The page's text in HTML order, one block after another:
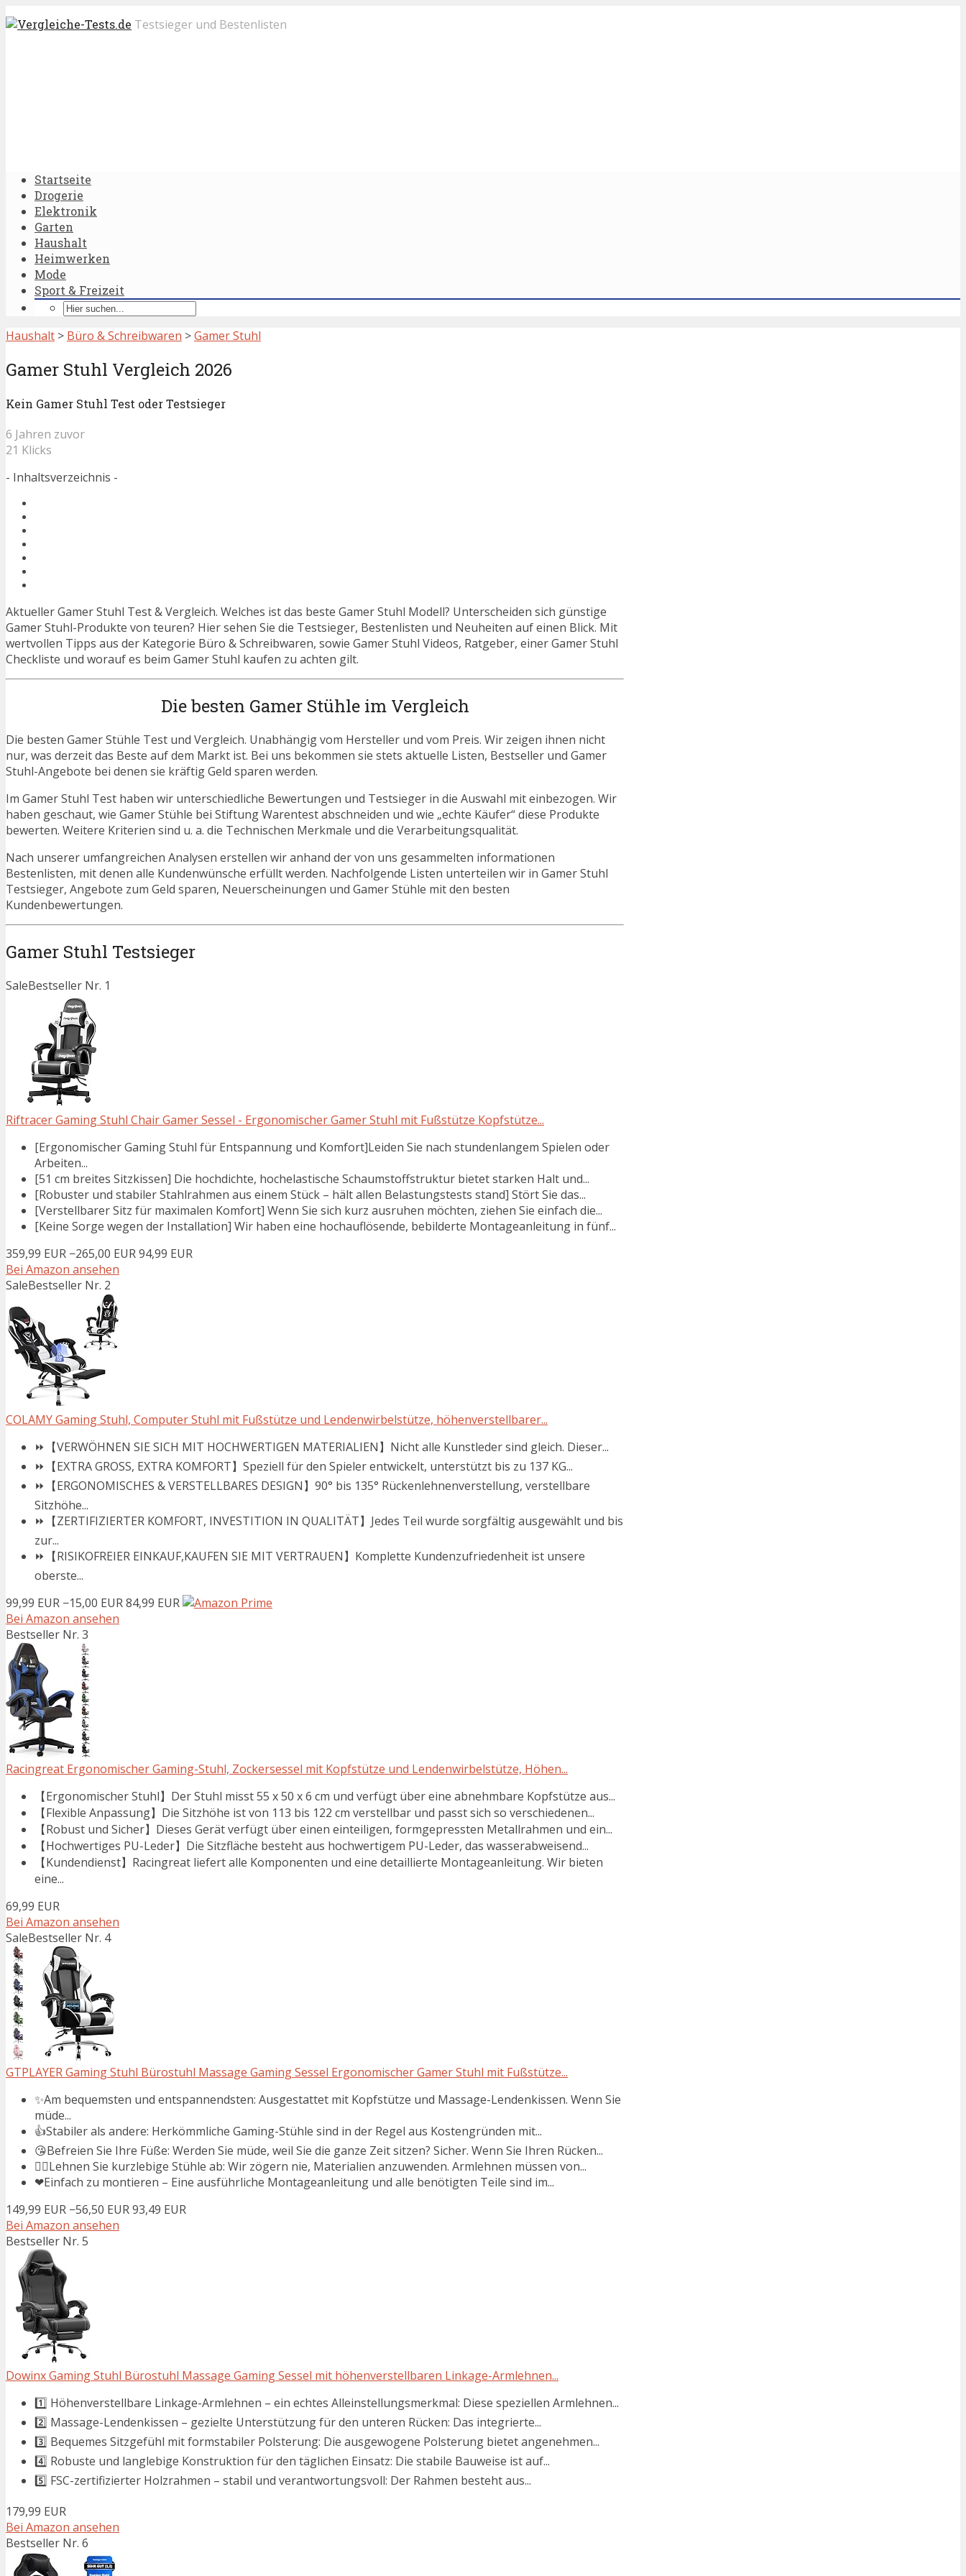
Testsieger und Bestenlisten
Startseite
Drogerie
Elektronik
Garten
Haushalt
Heimwerken
Mode
Sport & Freizeit
Haushalt > Büro & Schreibwaren >Gamer Stuhl
Gamer Stuhl Vergleich 2026
Kein Gamer Stuhl Test oder Testsieger
6 Jahren zuvor
21 Klicks
- Inhaltsverzeichnis -
Aktueller Gamer Stuhl Test & Vergleich. Welches ist das beste Gamer Stuhl Modell? Unterscheiden sich günstige
Gamer Stuhl-Produkte von teuren? Hier sehen Sie die Testsieger, Bestenlisten und Neuheiten auf einen Blick. Mit
wertvollen Tipps aus der Kategorie Büro & Schreibwaren, sowie Gamer Stuhl Videos, Ratgeber, einer Gamer Stuhl
Checkliste und worauf es beim Gamer Stuhl kaufen zu achten gilt.
Die besten Gamer Stühle im Vergleich
Die besten Gamer Stühle Test und Vergleich. Unabhängig vom Hersteller und vom Preis. Wir zeigen ihnen nicht
nur, was derzeit das Beste auf dem Markt ist. Bei uns bekommen sie stets aktuelle Listen, Bestseller und Gamer
Stuhl-Angebote bei denen sie kräftig Geld sparen werden.
Im Gamer Stuhl Test haben wir unterschiedliche Bewertungen und Testsieger in die Auswahl mit einbezogen. Wir
haben geschaut, wie Gamer Stühle bei Stiftung Warentest abschneiden und wie „echte Käufer“ diese Produkte
bewerten. Weitere Kriterien sind u. a. die Technischen Merkmale und die Verarbeitungsqualität.
Nach unserer umfangreichen Analysen erstellen wir anhand der von uns gesammelten informationen
Bestenlisten, mit denen alle Kundenwünsche erfüllt werden. Nachfolgende Listen unterteilen wir in Gamer Stuhl
Testsieger, Angebote zum Geld sparen, Neuerscheinungen und Gamer Stühle mit den besten
Kundenbewertungen.
Gamer Stuhl Testsieger
SaleBestseller Nr. 1
Riftracer Gaming Stuhl Chair Gamer Sessel - Ergonomischer Gamer Stuhl mit Fußstütze Kopfstütze...
[Ergonomischer Gaming Stuhl für Entspannung und Komfort]Leiden Sie nach stundenlangem Spielen oder
Arbeiten...
[51 cm breites Sitzkissen] Die hochdichte, hochelastische Schaumstoffstruktur bietet starken Halt und...
[Robuster und stabiler Stahlrahmen aus einem Stück – hält allen Belastungstests stand] Stört Sie das...
[Verstellbarer Sitz für maximalen Komfort] Wenn Sie sich kurz ausruhen möchten, ziehen Sie einfach die...
[Keine Sorge wegen der Installation] Wir haben eine hochauflösende, bebilderte Montageanleitung in fünf...
359,99 EUR −265,00 EUR94,99 EUR
Bei Amazon ansehen
SaleBestseller Nr. 2
COLAMY Gaming Stuhl, Computer Stuhl mit Fußstütze und Lendenwirbelstütze, höhenverstellbarer...
⏩【VERWÖHNEN SIE SICH MIT HOCHWERTIGEN MATERIALIEN】Nicht alle Kunstleder sind gleich. Dieser...
⏩【EXTRA GROSS, EXTRA KOMFORT】Speziell für den Spieler entwickelt, unterstützt bis zu 137 KG...
⏩【ERGONOMISCHES & VERSTELLBARES DESIGN】90° bis 135° Rückenlehnenverstellung, verstellbare
Sitzhöhe...
⏩【ZERTIFIZIERTER KOMFORT, INVESTITION IN QUALITÄT】Jedes Teil wurde sorgfältig ausgewählt und bis
zur...
⏩【RISIKOFREIER EINKAUF,KAUFEN SIE MIT VERTRAUEN】Komplette Kundenzufriedenheit ist unsere
oberste...
99,99 EUR −15,00 EUR84,99 EUR
Bei Amazon ansehen
Bestseller Nr. 3
Racingreat Ergonomischer Gaming-Stuhl, Zockersessel mit Kopfstütze und Lendenwirbelstütze, Höhen...
【Ergonomischer Stuhl】Der Stuhl misst 55 x 50 x 6 cm und verfügt über eine abnehmbare Kopfstütze aus...
【Flexible Anpassung】Die Sitzhöhe ist von 113 bis 122 cm verstellbar und passt sich so verschiedenen...
【Robust und Sicher】Dieses Gerät verfügt über einen einteiligen, formgepressten Metallrahmen und ein...
【Hochwertiges PU-Leder】Die Sitzfläche besteht aus hochwertigem PU-Leder, das wasserabweisend...
【Kundendienst】Racingreat liefert alle Komponenten und eine detaillierte Montageanleitung. Wir bieten
eine...
69,99 EUR
Bei Amazon ansehen
SaleBestseller Nr. 4
GTPLAYER Gaming Stuhl Bürostuhl Massage Gaming Sessel Ergonomischer Gamer Stuhl mit Fußstütze...
✨Am bequemsten und entspannendsten: Ausgestattet mit Kopfstütze und Massage-Lendenkissen. Wenn Sie
müde...
👍Stabiler als andere: Herkömmliche Gaming-Stühle sind in der Regel aus Kostengründen mit...
😘Befreien Sie Ihre Füße: Werden Sie müde, weil Sie die ganze Zeit sitzen? Sicher. Wenn Sie Ihren Rücken...
🙅‍♀️Lehnen Sie kurzlebige Stühle ab: Wir zögern nie, Materialien anzuwenden. Armlehnen müssen von...
❤Einfach zu montieren – Eine ausführliche Montageanleitung und alle benötigten Teile sind im...
149,99 EUR −56,50 EUR93,49 EUR
Bei Amazon ansehen
Bestseller Nr. 5
Dowinx Gaming Stuhl Bürostuhl Massage Gaming Sessel mit höhenverstellbaren Linkage-Armlehnen...
1️⃣ Höhenverstellbare Linkage-Armlehnen – ein echtes Alleinstellungsmerkmal: Diese speziellen Armlehnen...
2️⃣ Massage-Lendenkissen – gezielte Unterstützung für den unteren Rücken: Das integrierte...
3️⃣ Bequemes Sitzgefühl mit formstabiler Polsterung: Die ausgewogene Polsterung bietet angenehmen...
4️⃣ Robuste und langlebige Konstruktion für den täglichen Einsatz: Die stabile Bauweise ist auf...
5️⃣ FSC-zertifizierter Holzrahmen – stabil und verantwortungsvoll: Der Rahmen besteht aus...
179,99 EUR
Bei Amazon ansehen
Bestseller Nr. 6